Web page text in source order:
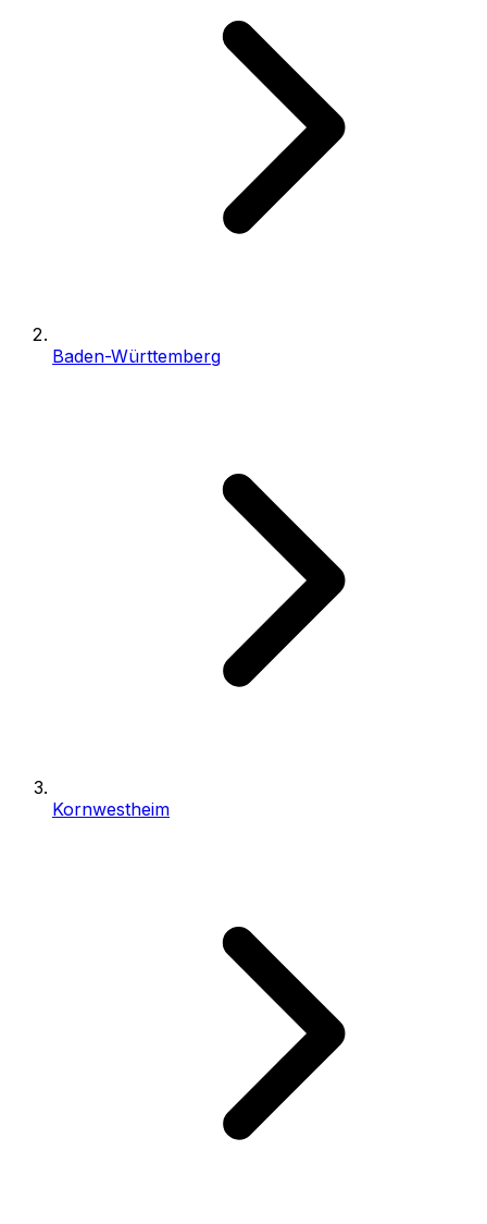
Baden-Württemberg
Kornwestheim